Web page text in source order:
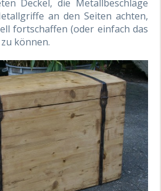
Deckel, die Metallbeschläge
an den Seiten achten,
fortschaffen (oder einfach das
können.